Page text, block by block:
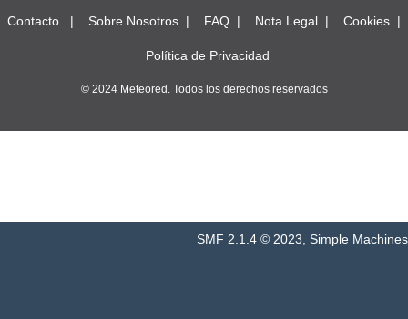
Contacto Sobre Nosotros FAQ Nota Legal Cookies
Política de Privacidad
© 2024 Meteored. Todos los derechos reservados
SMF 2.1.4 © 2023, Simple Machines